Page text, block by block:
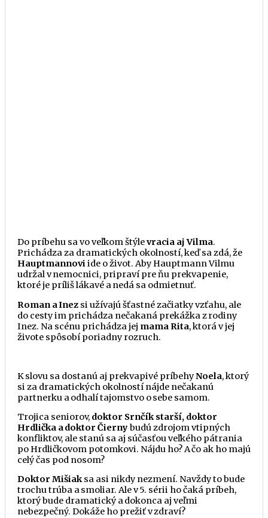
Do príbehu sa vo veľkomštýlevracia aj Vilma.
Prichádza za dramatických okolností, keď sa zdá,že
Hauptmannoviide oživot. Aby Hauptmann Vilmu
udržal v nemocnici, pripraví preňu prekvapenie,
ktoré je príliš lákavé a nedá sa odmietnuť.
Roman a Inez si užívajúšťastnézačiatky vzťahu, ale
do cesty im prichádza nečakaná prekážka z rodiny
Inez. Na scénu prichádza jej mama Rita, ktorá v jej
živote spôsobí poriadny rozruch.
K slovu sa dostanú aj prekvapivé príbehyNoela, ktorý
si za dramatických okolností nájde nečakanú
partnerku a odhalí tajomstvo o sebe samom.
Trojica seniorov, doktor Srnčík starší, doktor
Hrdlička a doktor Čiernybudú zdrojom vtipných
konfliktov, ale stanú sa aj súčasťou veľkého pátrania
po Hrdličkovom potomkovi. Nájdu ho? Ačo ak ho majú
celýčas pod nosom?
Doktor Mišiaksa asi nikdy nezmení. Navždy to bude
trochu trúba a smoliar. Ale v 5. sérii hočaká príbeh,
ktorý bude dramatický a dokonca aj veľmi
nebezpečný. Dokáže ho prežiť v zdraví?